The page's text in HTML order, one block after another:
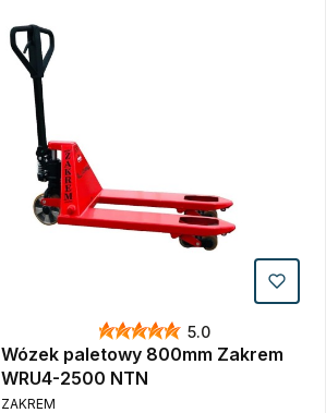
5.0
Wózek paletowy 800mm Zakrem
WRU4-2500 NTN
PRODUCENT
ZAKREM